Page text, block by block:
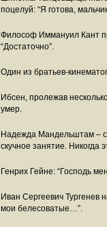
поцелуй: “Я готова,
Философ Иммануил Кант
“Достаточно”.
Один из братьев-
Ибсен, пролежав
умер.
Надежда Мандельштам –
скучное занятие. Никогда
Генрих Гейне: “Господь
Иван Сергеевич
мои белесоватые…”.